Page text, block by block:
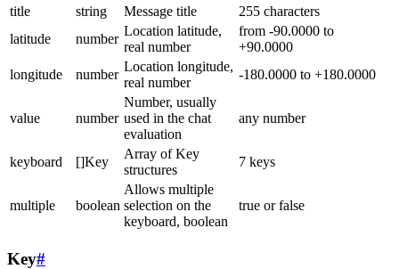
title
string Message title
255 characters
latitude
number
Location latitude,
real number
from -90.0000 to
+90.0000
longitude
number
Location longitude,
real number
-180.0000 to +180.0000
value number
Number, usually
used in the chat
evaluation
any number
keyboard []Key
Array of Key
structures
7 keys
multiple boolean
Allows multiple
selection on the
keyboard, boolean
true or false
Key#